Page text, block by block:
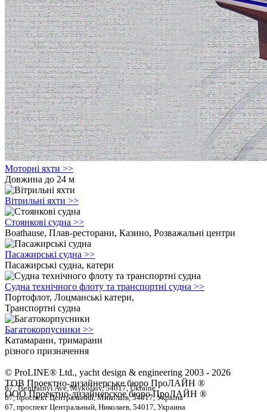
Моторні яхти >>
Довжина до 24 м
Вітрильні яхти >>
Стоянкові судна >>
Boathause, Плав-ресторани, Казино, Розважальні центри
Пасажирські судна >>
Пасажирські судна, катери
Судна технічного флоту та транспортні судна >>
Портофлот, Лоцманські катери,
Транспортні судна
Багатокорпусники >>
Катамарани, тримарани
різного призначення
© ProLINE® Ltd., yacht design & engineering 2003 - 2026
ТОВ Проектно-дизайнерське бюро ПроЛАЙН ®
ООО Проектно-дизайнерское бюро ПроЛАЙН ®
67, Tsentralnyi Ave, Mykolaiv, 54017, Ukraine
67, проспект Центральний, Миколаїв, 54017, Україна
67, проспект Центральный, Николаев, 54017, Украина